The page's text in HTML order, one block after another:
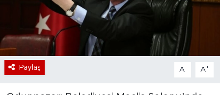
Paylaş A- A+
Magazin
Dünya
Sektör